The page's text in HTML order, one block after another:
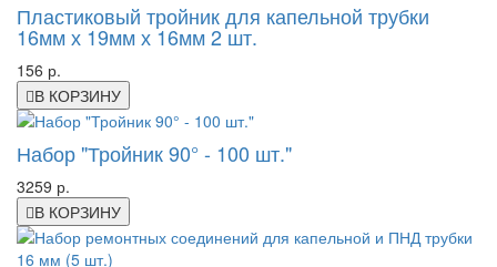
Пластиковый тройник для капельной трубки
16мм х 19мм х 16мм 2 шт.
156 р.
В КОРЗИНУ
Набор "Тройник 90° - 100 шт."
3259 р.
В КОРЗИНУ